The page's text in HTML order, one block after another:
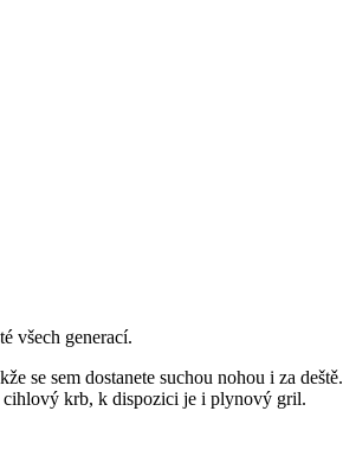
všech generací.
sem dostanete suchou nohou i za
cihlový krb, k dispozici je i plynový gril.